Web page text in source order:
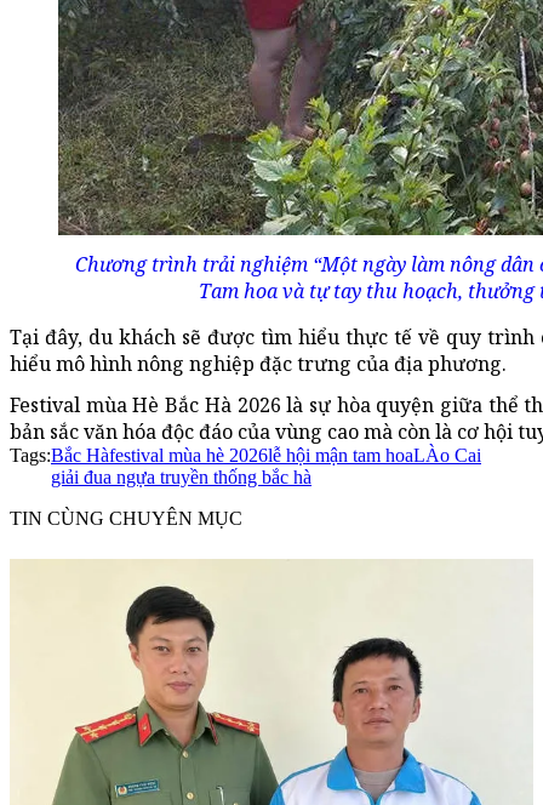
Chương trình trải nghiệm “Một ngày làm nông dân
Tam hoa và tự tay thu hoạch,
Tại đây, du khách sẽ được tìm hiểu thực tế về quy
hiểu mô hình nông nghiệp đặc trưng của địa phương.
Festival mùa Hè Bắc Hà 2026 là sự hòa quyện giữa
bản sắc văn hóa độc đáo của vùng cao mà còn là cơ hội
Tags:Bắc Hàfestival mùa hè 2026lễ hội mận tam hoaLÀo Cai
giải đua ngựa truyền thống bắc hà
TIN CÙNG CHUYÊN MỤC